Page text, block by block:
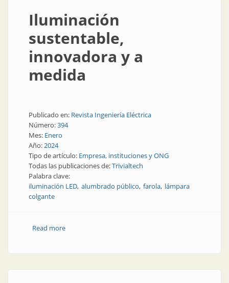
Iluminación
sustentable,
innovadora y a
medida
Publicado en: Revista Ingeniería Eléctrica
Número:394
Mes: Enero
Año:2024
Tipo de artículo: Empresa, instituciones y ONG
Todas las publicaciones de:Trivialtech
Palabra clave:
iluminación LED alumbrado público farola lámpara
colgante
Read moreabout Iluminación sustentable, innovadora y a